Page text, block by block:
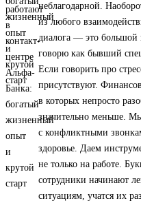
неблагодарной.
из любого
диалога — это большой
говорю как бывший
Если говорить про
присутствуют.
в которых непросто
значительно меньше.
с конфликтными
здоровье. Даем
не только на работе.
сотрудники начинают
ситуациям, учатся их